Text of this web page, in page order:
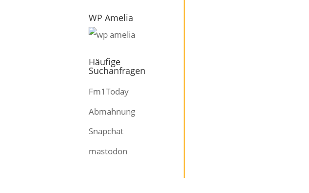
WP Amelia
Häufige
Suchanfragen
Fm1Today
Abmahnung
Snapchat
mastodon